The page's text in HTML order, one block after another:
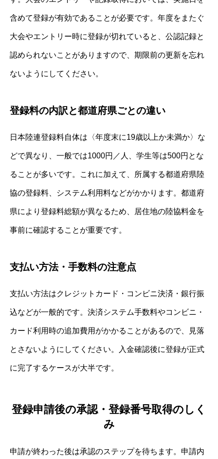
含めて登録が有効であることが必要です。年度をまたぐ
大会やエントリー時に登録が切れていると、公認記録と
認められないことがありますので、期限前の更新を忘れ
ないようにしてください。
登録料の内訳と都道府県ごとの違い
日本陸連登録料自体は〈年度末に19歳以上か未満か〉な
どで異なり、一般では1000円／人、学生等は500円とな
ることが多いです。これに加えて、所属する都道府県陸
協の登録料、システム利用料などがかかります。都道府
県により登録料総額が異なるため、居住地の陸協料金を
事前に確認することが重要です。
支払い方法・手数料の注意点
支払い方法はクレジットカード・コンビニ決済・銀行振
込などが一般的です。決済システム手数料やコンビニ・
カード利用時の追加費用がかかることがあるので、見落
とさないようにしてください。入金確認後に登録が正式
に完了するケースが大半です。
登録申請後の承認・登録番号取得のしく
み
申請が終わった後は承認のステップを待ちます。申請内